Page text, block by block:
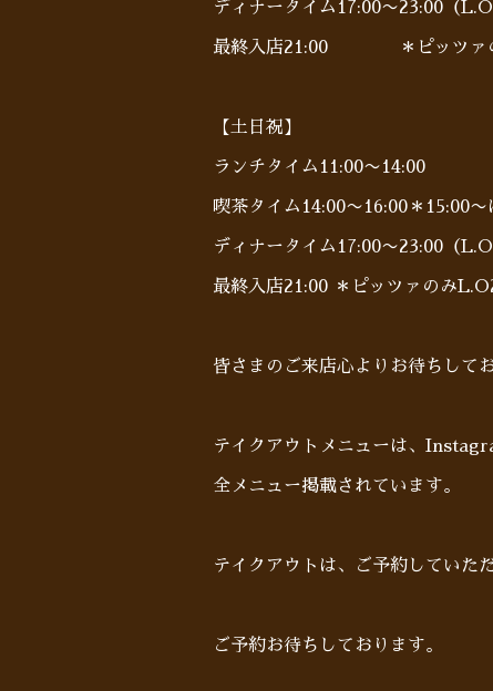
ディナータイム17:00〜23:00（L.O
最終入店21:00 ＊ピッツァ
【土日祝】
ランチタイム11:00〜14:00
喫茶タイム14:00〜16:00＊15:00
ディナータイム17:00〜23:00（
最終入店21:00 ＊ピッツァのみ
皆さまのご来店心よりお待ちして
テイクアウトメニューは、
全メニュー掲載されています。
テイクアウトは、ご予約していた
ご予約お待ちしております。